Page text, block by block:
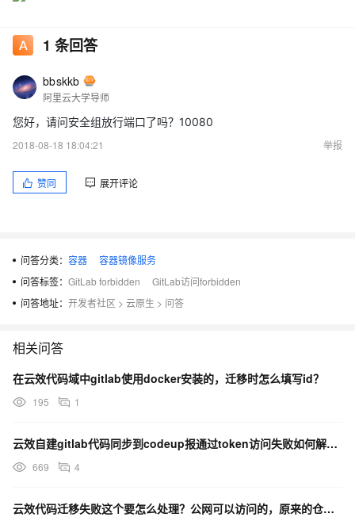
1 条回答
bbskkb
阿里云大学导师
您好，请问安全组放行端口了吗？10080
2018-08-18 18:04:21
举报
赞同 展开评论
问答分类： 容器
容器镜像服务
问答标签： GitLab forbidden
GitLab访问forbidden
问答地址： 开发者社区 > 云原生 > 问答
相关问答
在云效代码域中gitlab使用docker安装的，迁移时怎么填写id？
195 1
云效自建gitlab代码同步到codeup报通过token访问失败如何解决？
669 4
云效代码迁移失败这个要怎么处理？公网可以访问的，原来的仓库可以正常使用，自建gitlab，有权限的。